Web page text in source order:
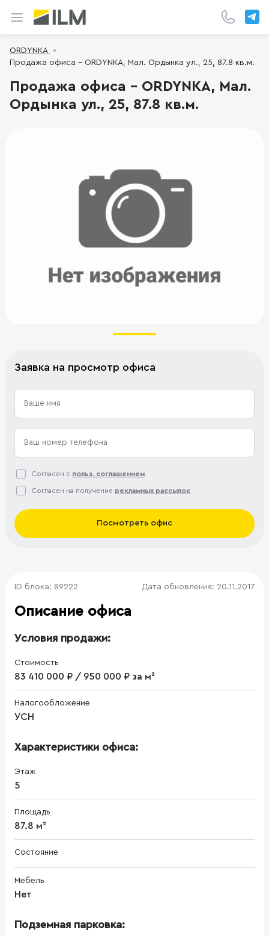
ORDYNKA
Продажа офиса - ORDYNKA, Мал. Ордынка ул., 25, 87.8 кв.м.
Продажа офиса - ORDYNKA, Мал.
Ордынка ул., 25, 87.8 кв.м.
Заявка на просмотр офиса
Согласен с польз. соглашением
Согласен на получение рекламных рассылок
Посмотреть офис
ID блока: 89222 Дата обновления: 20.11.2017
Описание офиса
Условия продажи:
Стоимость
83 410 000 ₽ / 950 000 ₽ за м²
Налогообложение
УСН
Характеристики офиса:
Этаж
5
Площадь
87.8 м²
Состояние
Мебель
Нет
Подземная парковка: